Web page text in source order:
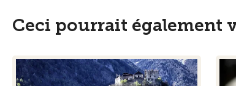
Ceci pourrait également